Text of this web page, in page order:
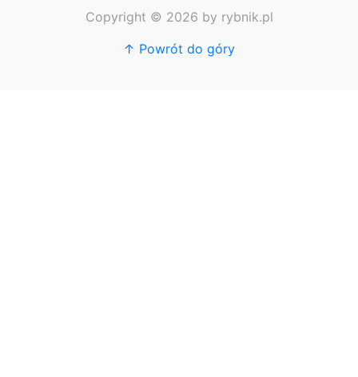
Copyright © 2026 by rybnik.pl
↑ Powrót do góry